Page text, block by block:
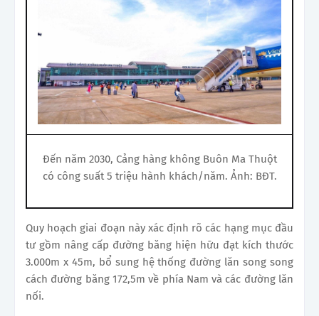
Đến năm 2030, Cảng hàng không Buôn Ma Thuột
có công suất 5 triệu hành khách/năm. Ảnh: BĐT.
Quy hoạch giai đoạn này xác định rõ các hạng mục đầu
tư gồm nâng cấp đường băng hiện hữu đạt kích thước
3.000m x 45m, bổ sung hệ thống đường lăn song song
cách đường băng 172,5m về phía Nam và các đường lăn
nối.